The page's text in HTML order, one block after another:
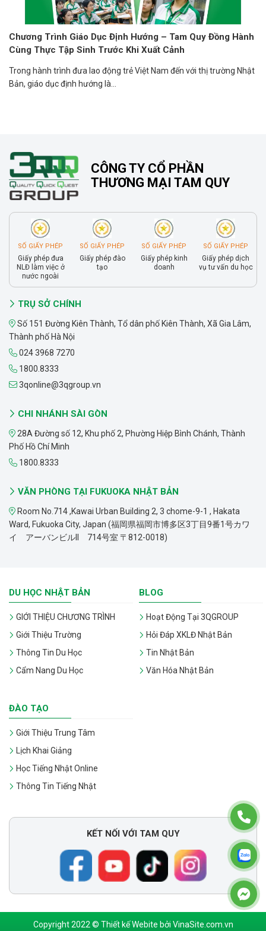
Chương Trình Giáo Dục Định Hướng – Tam Quy Đồng Hành
Cùng Thực Tập Sinh Trước Khi Xuất Cảnh
Trong hành trình đưa lao động trẻ Việt Nam đến với thị trường Nhật
Bản, giáo dục định hướng là...
CÔNG TY CỔ PHẦN
THƯƠNG MẠI TAM QUY
SỐ GIẤY PHÉP
Giấy phép đưa
NLĐ làm việc ở
nước ngoài
SỐ GIẤY PHÉP
Giấy phép đào
tạo
SỐ GIẤY PHÉP
Giấy phép kinh
doanh
SỐ GIẤY PHÉP
Giấy phép dịch
vụ tư vấn du học
TRỤ SỞ CHÍNH
Số 151 Đường Kiên Thành, Tổ dân phố Kiên Thành, Xã Gia Lâm,
Thành phố Hà Nội
024 3968 7270
1800.8333
3qonline@3qgroup.vn
CHI NHÁNH SÀI GÒN
28A Đường số 12, Khu phố 2, Phường Hiệp Bình Chánh, Thành
Phố Hồ Chí Minh
1800.8333
VĂN PHÒNG TẠI FUKUOKA NHẬT BẢN
Room No.714 ,Kawai Urban Building 2, 3 chome-9-1 , Hakata
Ward, Fukuoka City, Japan (福岡県福岡市博多区3丁目9番1号カワ
イ アーバンビルII 714号室 〒812-0018)
DU HỌC NHẬT BẢN
GIỚI THIỆU CHƯƠNG TRÌNH
Giới Thiệu Trường
Thông Tin Du Học
Cẩm Nang Du Học
BLOG
Hoạt Động Tại 3QGROUP
Hỏi Đáp XKLĐ Nhật Bản
Tin Nhật Bản
Văn Hóa Nhật Bản
ĐÀO TẠO
Giới Thiệu Trung Tâm
Lịch Khai Giảng
Học Tiếng Nhật Online
Thông Tin Tiếng Nhật
KẾT NỐI VỚI TAM QUY
Copyright 2022 © Thiết kế Webite bởi VinaSite.com.vn